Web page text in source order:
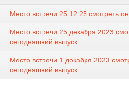
Место встречи 25.12.25 смотреть
Место встречи 25 декабря 2023
сегодняшний выпуск
Место встречи 1 декабря 2023
сегодняшний выпуск